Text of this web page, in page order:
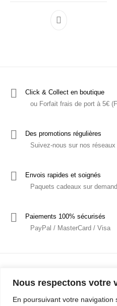
Nous respectons votre
En poursuivant votre navigation
Ce produit a
Click & Collect en boutique
ou Forfait frais de port à 5€
Des promotions régulières
Suivez-nous sur nos
Envois rapides et soignés
Paquets cadeaux sur
Paiements 100% sécurisés
PayPal / MasterCard / Visa